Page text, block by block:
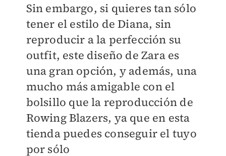
Sin embargo, si quieres tan sólo
tener el estilo de Diana, sin
reproducir a la perfección su
outfit, este diseño de Zara es
una gran opción, y además, una
mucho más amigable con el
bolsillo que la reproducción de
Rowing Blazers, ya que en esta
tienda puedes conseguir el tuyo
por sólo